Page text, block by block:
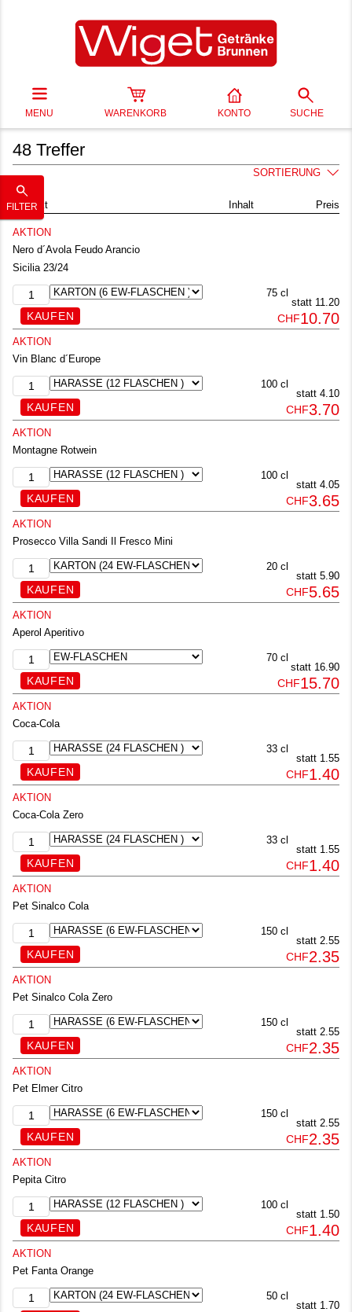
MENU WARENKORB KONTO SUCHE
FILTER
48 Treffer
SORTIERUNG
Produkt Inhalt Preis
AKTION
Nero d´Avola Feudo Arancio
Sicilia 23/24
75 cl
statt 11.20
CHF10.70
AKTION
Vin Blanc d´Europe
100 cl
statt 4.10
CHF3.70
AKTION
Montagne Rotwein
100 cl
statt 4.05
CHF3.65
AKTION
Prosecco Villa Sandi Il Fresco Mini
20 cl
statt 5.90
CHF5.65
AKTION
Aperol Aperitivo
70 cl
statt 16.90
CHF15.70
AKTION
Coca-Cola
33 cl
statt 1.55
CHF1.40
AKTION
Coca-Cola Zero
33 cl
statt 1.55
CHF1.40
AKTION
Pet Sinalco Cola
150 cl
statt 2.55
CHF2.35
AKTION
Pet Sinalco Cola Zero
150 cl
statt 2.55
CHF2.35
AKTION
Pet Elmer Citro
150 cl
statt 2.55
CHF2.35
AKTION
Pepita Citro
100 cl
statt 1.50
CHF1.40
AKTION
Pet Fanta Orange
50 cl
statt 1.70